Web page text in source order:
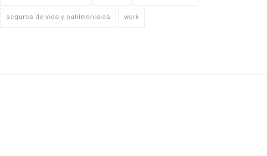
seguros de vida y patrimoniales work